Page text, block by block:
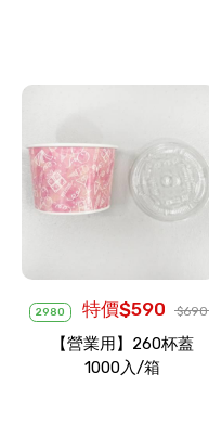
2980 特價$590 $690
【營業用】260杯蓋
1000入/箱